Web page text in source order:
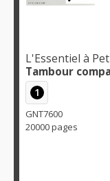
L'Essentiel à
Tambour
1
GNT7600
20000 pages